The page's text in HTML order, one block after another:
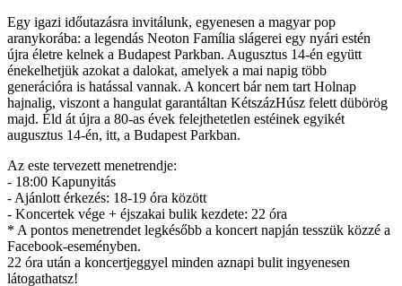
Egy igazi időutazásra invitálunk, egyenesen a magyar pop
aranykorába: a legendás Neoton Família slágerei egy nyári estén
újra életre kelnek a Budapest Parkban. Augusztus 14-én együtt
énekelhetjük azokat a dalokat, amelyek a mai napig több
generációra is hatással vannak. A koncert bár nem tart Holnap
hajnalig, viszont a hangulat garantáltan KétszázHúsz felett dübörög
majd. Éld át újra a 80-as évek felejthetetlen estéinek egyikét
augusztus 14-én, itt, a Budapest Parkban.
Az este tervezett menetrendje:
- 18:00 Kapunyitás
- Ajánlott érkezés: 18-19 óra között
- Koncertek vége + éjszakai bulik kezdete: 22 óra
* A pontos menetrendet legkésőbb a koncert napján tesszük közzé a
Facebook-eseményben.
22 óra után a koncertjeggyel minden aznapi bulit ingyenesen
látogathatsz!